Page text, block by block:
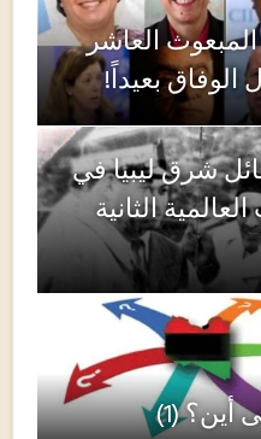
المبعوث العاشر
الوفاق بعيداً!
شرق ليبيا في
الثانية
أين؟ (1)